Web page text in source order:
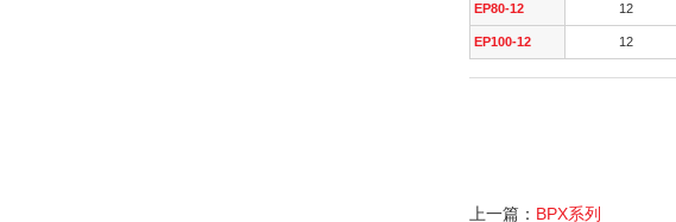
EP80-12 12
EP100-12 12
上一篇： BPX系列